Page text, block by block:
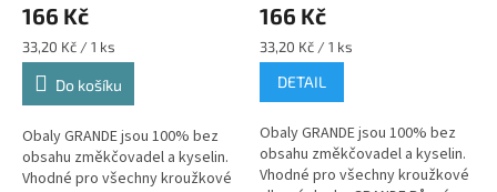
166 Kč
Měrná
cena:
33,20 Kč / 1 ks
Do košíku
Obaly GRANDE jsou 100% bez
obsahu změkčovadel a kyselin.
Vhodné pro všechny kroužkové
166 Kč
Měrná
cena:
33,20 Kč / 1 ks
DETAIL
Obaly GRANDE jsou 100% bez
obsahu změkčovadel a kyselin.
Vhodné pro všechny kroužkové